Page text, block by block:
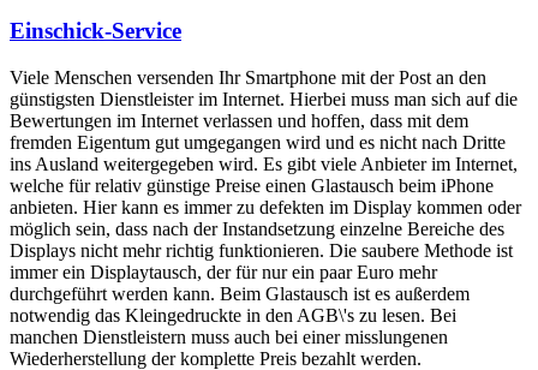
Einschick-Service
Viele Menschen versenden Ihr Smartphone mit der Post an den
günstigsten Dienstleister im Internet. Hierbei muss man sich auf die
Bewertungen im Internet verlassen und hoffen, dass mit dem
fremden Eigentum gut umgegangen wird und es nicht nach Dritte
ins Ausland weitergegeben wird. Es gibt viele Anbieter im Internet,
welche für relativ günstige Preise einen Glastausch beim iPhone
anbieten. Hier kann es immer zu defekten im Display kommen oder
möglich sein, dass nach der Instandsetzung einzelne Bereiche des
Displays nicht mehr richtig funktionieren. Die saubere Methode ist
immer ein Displaytausch, der für nur ein paar Euro mehr
durchgeführt werden kann. Beim Glastausch ist es außerdem
notwendig das Kleingedruckte in den AGB\'s zu lesen. Bei
manchen Dienstleistern muss auch bei einer misslungenen
Wiederherstellung der komplette Preis bezahlt werden.